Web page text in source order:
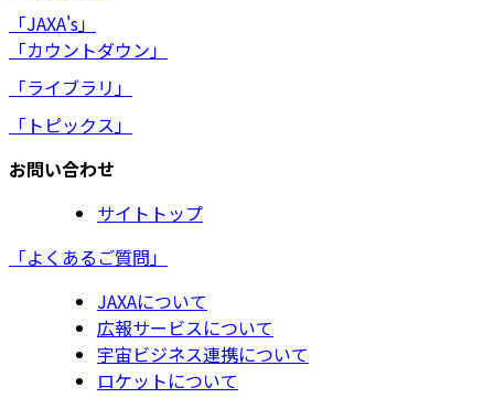
「JAXA's」
「カウントダウン」
「ライブラリ」
「トピックス」
お問い合わせ
サイトトップ
「よくあるご質問」
JAXAについて
広報サービスについて
宇宙ビジネス連携について
ロケットについて